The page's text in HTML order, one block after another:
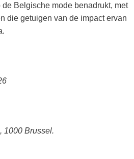
Belgische mode benadrukt, met
die getuigen van de impact ervan
1000 Brussel.